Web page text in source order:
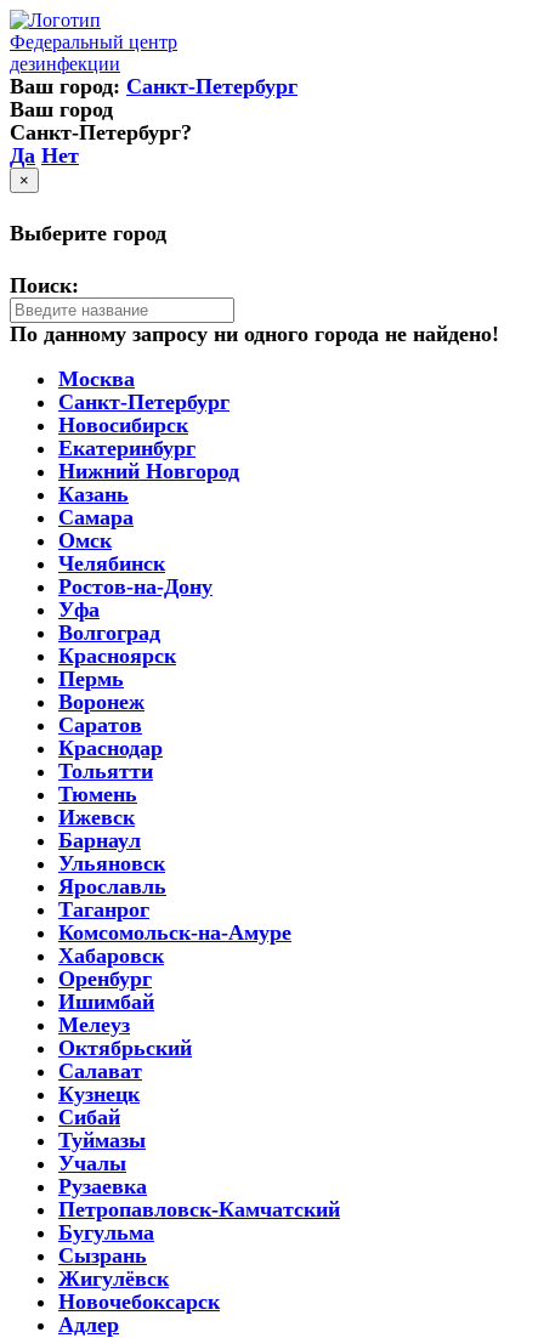
Федеральный центр
дезинфекции
Ваш город: Санкт-Петербург
Ваш город
Санкт-Петербург?
Да Нет
×
Выберите город
Поиск:
По данному запросу ни одного города не найдено!
Москва
Санкт-Петербург
Новосибирск
Екатеринбург
Нижний Новгород
Казань
Самара
Омск
Челябинск
Ростов-на-Дону
Уфа
Волгоград
Красноярск
Пермь
Воронеж
Саратов
Краснодар
Тольятти
Тюмень
Ижевск
Барнаул
Ульяновск
Ярославль
Таганрог
Комсомольск-на-Амуре
Хабаровск
Оренбург
Ишимбай
Мелеуз
Октябрьский
Салават
Кузнецк
Сибай
Туймазы
Учалы
Рузаевка
Петропавловск-Камчатский
Бугульма
Сызрань
Жигулёвск
Новочебоксарск
Адлер